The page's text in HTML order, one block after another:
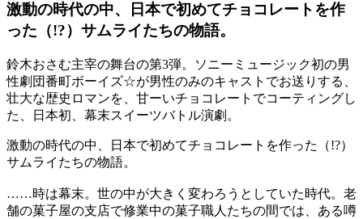
激動の時代の中、日本で初めてチョコレートを作
った（!?）サムライたちの物語。
鈴木おさむ主宰の舞台の第3弾。ソニーミュージック初の男
性劇団番町ボーイズ☆が男性のみのキャストでお送りする、
壮大な歴史ロマンを、甘ーいチョコレートでコーティングし
た、日本初、幕末スイーツバトル演劇。
激動の時代の中、日本で初めてチョコレートを作った（!?）
サムライたちの物語。
……時は幕末。世の中が大きく変わろうとしていた時代。老
舗の菓子屋の支店で修業中の菓子職人たちの間では、ある噂